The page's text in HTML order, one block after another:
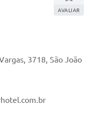
AVALIAR
3718, São João